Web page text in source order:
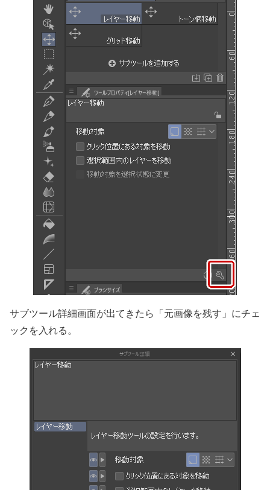
サブツール詳細画面が出てきたら「元画像を残す」にチェ
ックを入れる。